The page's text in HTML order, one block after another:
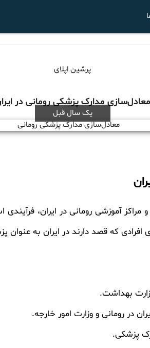
پرشین اپلای
معادل‌سازی مدارک پزشکی رومانی در
یک سال قبل
آموزشی رومانی در ایران،
افرادی که قصد دارند در ایران به
بهداشت.
در رومانی و وزارت امور خارجه.
پزشکی.